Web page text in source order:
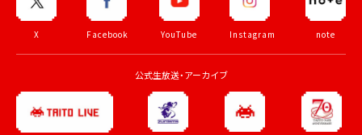
X Facebook YouTube Instagram note
公式生放送・アーカイブ